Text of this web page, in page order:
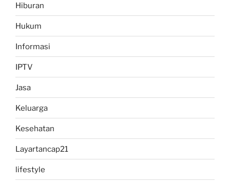
Hiburan
Hukum
Informasi
IPTV
Jasa
Keluarga
Kesehatan
Layartancap21
lifestyle